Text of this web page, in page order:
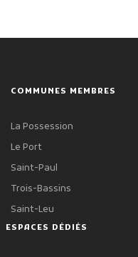
COMMUNES MEMBRES
La Possession
Le Port
Saint-Paul
Trois-Bassins
Saint-Leu
ESPACES DÉDIÉS